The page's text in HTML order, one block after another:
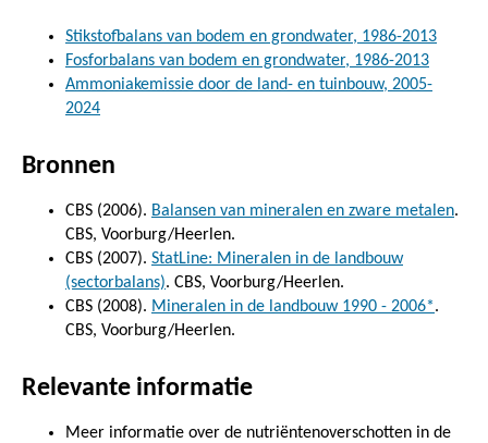
Stikstofbalans van bodem en grondwater, 1986-2013
Fosforbalans van bodem en grondwater, 1986-2013
Ammoniakemissie door de land- en tuinbouw, 2005-
2024
Bronnen
CBS (2006). Balansen van mineralen en zware metalen.
CBS, Voorburg/Heerlen.
CBS (2007). StatLine: Mineralen in de landbouw
(sectorbalans). CBS, Voorburg/Heerlen.
CBS (2008). Mineralen in de landbouw 1990 - 2006*.
CBS, Voorburg/Heerlen.
Relevante informatie
Meer informatie over de nutriëntenoverschotten in de